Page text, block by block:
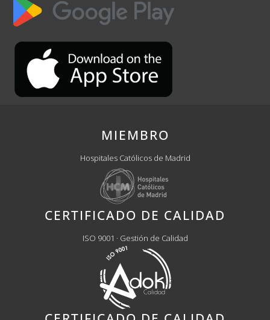
MIEMBRO
Hospitales Católicos de Madrid
CERTIFICADO DE CALIDAD
ISO 9001 · Gestión de Calidad